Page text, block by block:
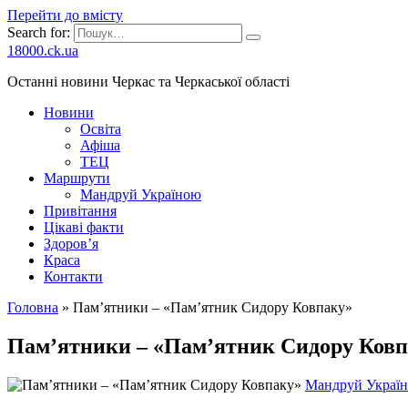
Перейти до вмісту
Search for:
18000.ck.ua
Останні новини Черкас та Черкаської області
Новини
Освіта
Афіша
ТЕЦ
Маршрути
Мандруй Україною
Привітання
Цікаві факти
Здоров’я
Краса
Контакти
Головна » Пам’ятники – «Пам’ятник Сидору Ковпаку»
Пам’ятники – «Пам’ятник Сидору
Мандруй